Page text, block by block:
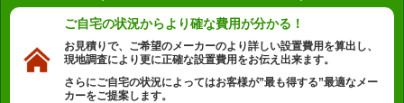
ご自宅の状況からより確な費用が分かる！
お見積りで、ご希望のメーカーのより詳しい設置費用を算出し、
現地調査により更に正確な設置費用をお伝え出来ます。
さらにご自宅の状況によってはお客様が”最も得する”最適なメー
カーをご提案します。